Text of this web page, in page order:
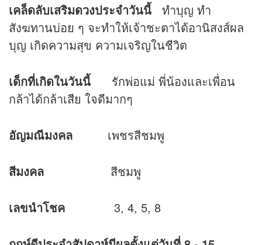
เคล็ดลับเสริมดวงประจำวันนี้ ทำบุญ ทำ
สังฆทานบ่อย ๆ จะทำให้เจ้าชะตาได้อานิสงส์ผล
บุญ เกิดความสุข ความเจริญในชีวิต
เด็กที่เกิดในวันนี้ รักพ่อแม่ พี่น้องและเพื่อน
กล้าได้กล้าเสีย ใจดีมากๆ
อัญมณีมงคล เพชรสีชมพู
สีมงคล สีชมพู
เลขนำโชค 3, 4, 5, 8